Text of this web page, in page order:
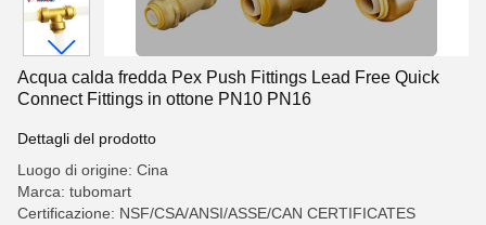
Acqua calda fredda Pex Push Fittings Lead Free Quick
Connect Fittings in ottone PN10 PN16
Dettagli del prodotto
Luogo di origine: Cina
Marca: tubomart
Certificazione: NSF/CSA/ANSI/ASSE/CAN CERTIFICATES